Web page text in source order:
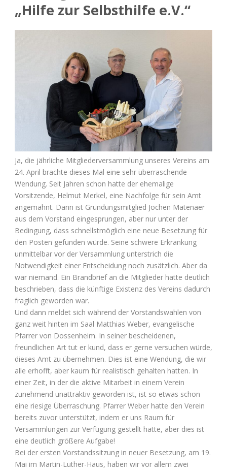
„Hilfe zur Selbsthilfe e.V.“
Ja, die jährliche Mitgliederversammlung unseres Vereins am
24. April brachte dieses Mal eine sehr überraschende
Wendung. Seit Jahren schon hatte der ehemalige
Vorsitzende, Helmut Merkel, eine Nachfolge für sein Amt
angemahnt. Dann ist Gründungsmitglied Jochen Matenaer
aus dem Vorstand eingesprungen, aber nur unter der
Bedingung, dass schnellstmöglich eine neue Besetzung für
den Posten gefunden würde. Seine schwere Erkrankung
unmittelbar vor der Versammlung unterstrich die
Notwendigkeit einer Entscheidung noch zusätzlich. Aber da
war niemand. Ein Brandbrief an die Mitglieder hatte deutlich
beschrieben, dass die künftige Existenz des Vereins dadurch
fraglich geworden war.
Und dann meldet sich während der Vorstandswahlen von
ganz weit hinten im Saal Matthias Weber, evangelische
Pfarrer von Dossenheim. In seiner bescheidenen,
freundlichen Art tut er kund, dass er gerne versuchen würde,
dieses Amt zu übernehmen. Dies ist eine Wendung, die wir
alle erhofft, aber kaum für realistisch gehalten hatten. In
einer Zeit, in der die aktive Mitarbeit in einem Verein
zunehmend unattraktiv geworden ist, ist so etwas schon
eine riesige Überraschung. Pfarrer Weber hatte den Verein
bereits zuvor unterstützt, indem er uns Raum für
Versammlungen zur Verfügung gestellt hatte, aber dies ist
eine deutlich größere Aufgabe!
Bei der ersten Vorstandssitzung in neuer Besetzung, am 19.
Mai im Martin-Luther-Haus, haben wir vor allem zwei